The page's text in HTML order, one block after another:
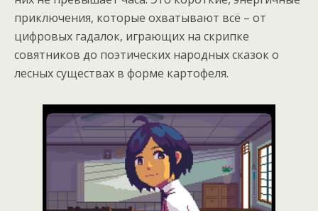
приключения, которые охватывают всё – от
цифровых гадалок, играющих на скрипке
совятников до поэтических народных сказок о
лесных существах в форме картофеля.